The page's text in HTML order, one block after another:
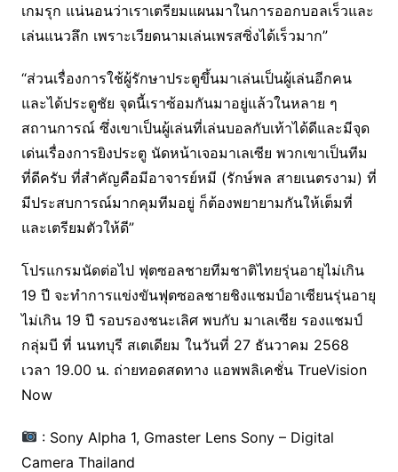
เกมรุก แน่นอนว่าเราเตรียมแผนมาในการออกบอลเร็วและ
เล่นแนวลึก เพราะเวียดนามเล่นเพรสซิ่งได้เร็วมาก”
“ส่วนเรื่องการใช้ผู้รักษาประตูขึ้นมาเล่นเป็นผู้เล่นอีกคน
และได้ประตูชัย จุดนี้เราซ้อมกันมาอยู่แล้วในหลาย ๆ
สถานการณ์ ซึ่งเขาเป็นผู้เล่นที่เล่นบอลกับเท้าได้ดีและมีจุด
เด่นเรื่องการยิงประตู นัดหน้าเจอมาเลเซีย พวกเขาเป็นทีม
ที่ดีครับ ที่สำคัญคือมีอาจารย์หมี (รักษ์พล สายเนตรงาม) ที่
มีประสบการณ์มากคุมทีมอยู่ ก็ต้องพยายามกันให้เต็มที่
และเตรียมตัวให้ดี”
โปรแกรมนัดต่อไป ฟุตซอลชายทีมชาติไทยรุ่นอายุไม่เกิน
19 ปี จะทำการแข่งขันฟุตซอลชายชิงแชมป์อาเซียนรุ่นอายุ
ไม่เกิน 19 ปี รอบรองชนะเลิศ พบกับ มาเลเซีย รองแชมป์
กลุ่มบี ที่ นนทบุรี สเตเดียม ในวันที่ 27 ธันวาคม 2568
เวลา 19.00 น. ถ่ายทอดสดทาง แอพพลิเคชั่น TrueVision
Now
: Sony Alpha 1, Gmaster Lens Sony – Digital
Camera Thailand